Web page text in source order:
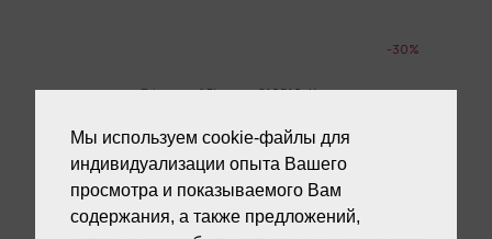
-30%
Princess of Flowers, 210510, Кольцо
Мы используем cookie-файлы для
индивидуализации опыта Вашего
просмотра и показываемого Вам
содержания, а также предложений,